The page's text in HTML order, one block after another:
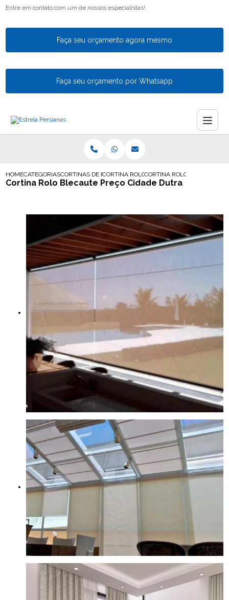
Entre em contato com um de nossos especialistas!
Faça seu orçamento agora mesmo
Faça seu orçamento por Whatsapp
HOMECATEGORIASCORTINAS DE ROLOCORTINA ROLO COM GUIACORTINA ROLO BLECAUTE
Cortina Rolo Blecaute Preço Cidade Dutra